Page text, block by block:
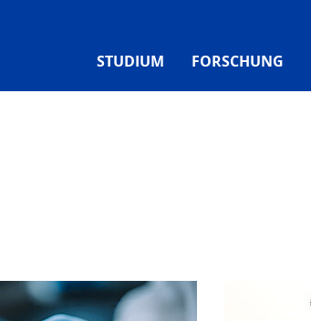
STUDIUM FORSCHUNG